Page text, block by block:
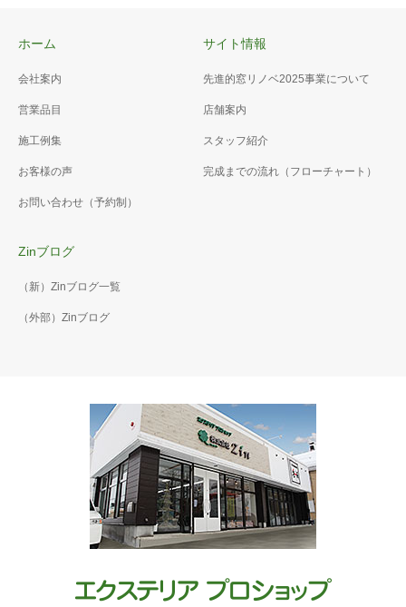
ホーム
会社案内
営業品目
施工例集
お客様の声
お問い合わせ（予約制）
サイト情報
先進的窓リノベ2025事業について
店舗案内
スタッフ紹介
完成までの流れ（フローチャート）
Zinブログ
（新）Zinブログ一覧
（外部）Zinブログ